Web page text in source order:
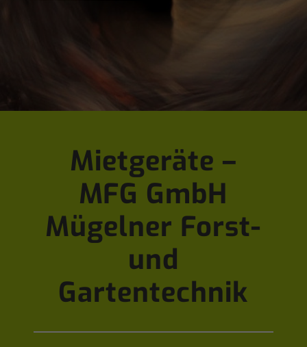
Mietgeräte –
MFG GmbH
Mügelner Forst-
und
Gartentechnik